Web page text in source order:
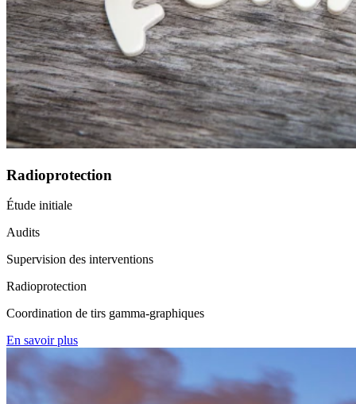
Radioprotection
Étude initiale
Audits
Supervision des interventions
Radioprotection
Coordination de tirs gamma-graphiques
En savoir plus